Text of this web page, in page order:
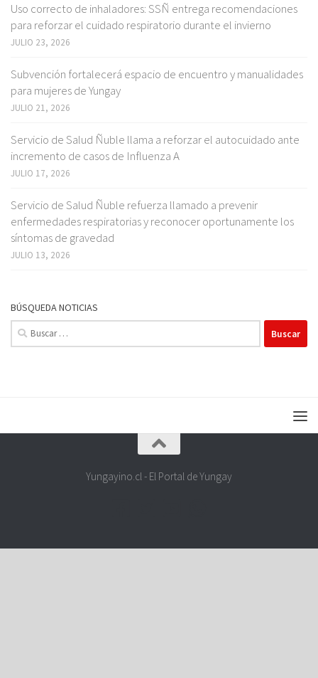
Uso correcto de inhaladores: SSÑ entrega recomendaciones
para reforzar el cuidado respiratorio durante el invierno
JULIO 23, 2026
Subvención fortalecerá espacio de encuentro y manualidades
para mujeres de Yungay
JULIO 21, 2026
Servicio de Salud Ñuble llama a reforzar el autocuidado ante
incremento de casos de Influenza A
JULIO 17, 2026
Servicio de Salud Ñuble refuerza llamado a prevenir
enfermedades respiratorias y reconocer oportunamente los
síntomas de gravedad
JULIO 13, 2026
BÚSQUEDA NOTICIAS
Buscar:
Yungayino.cl - El Portal de Yungay